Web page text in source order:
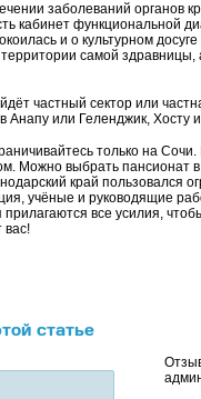
заболеваний
кабинет функциональной
и о культурном
самой
частный сектор или
Анапу или Геленджик, Хосту
только на
Можно выбрать пансионат в
край пользовался
учёные и руководящие
все усилия,
вас!
статье